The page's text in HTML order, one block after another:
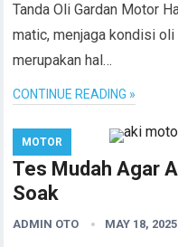
Tanda Oli Gardan Motor
matic, menjaga kondisi
merupakan hal…
CONTINUE READING »
MOTOR
Tes Mudah Agar
Soak
ADMIN OTO MAY 18, 2025